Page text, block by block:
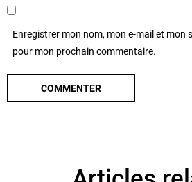
Enregistrer mon nom, mon e-mail et mon
pour mon prochain commentaire.